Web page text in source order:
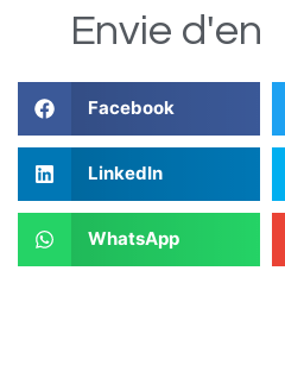
Envie d'en
Facebook
LinkedIn
WhatsApp